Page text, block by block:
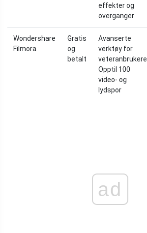
effekter og
overganger
Wondershare
Filmora
Gratis
og
betalt
Avanserte
verktøy for
veteranbrukere
Opptil 100
video- og
lydspor
ad